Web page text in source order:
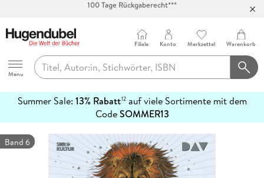
Abholung in über 100 Filialen
Hugendubel
Menu
Filiale Konto Merkzettel Warenkorb
Summer Sale: 13% Rabatt12auf viele Sortimente mit dem
CodeSOMMER13
erfahren
Band 6